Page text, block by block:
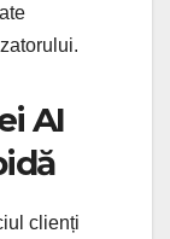
AI
clienți